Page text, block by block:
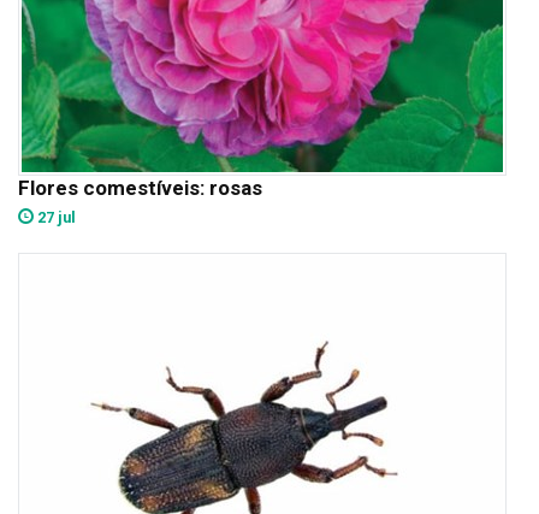
Flores comestíveis: rosas
27 jul